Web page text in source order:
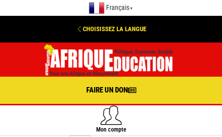
Français ▼
CHOISISSEZ LA LANGUE
FAIRE UN DON
Mon compte